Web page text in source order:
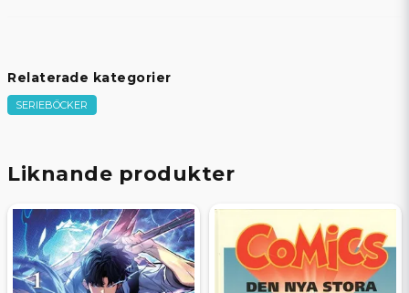
Relaterade kategorier
SERIEBÖCKER
Liknande produkter